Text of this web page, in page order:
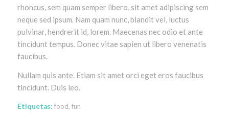
rhoncus, sem quam semper libero, sit amet adipiscing sem
neque sed ipsum. Nam quam nunc, blandit vel, luctus
pulvinar, hendrerit id, lorem. Maecenas nec odio et ante
tincidunt tempus. Donec vitae sapien ut libero venenatis
faucibus.
Nullam quis ante. Etiam sit amet orci eget eros faucibus
tincidunt. Duis leo.
Etiquetas: food, fun